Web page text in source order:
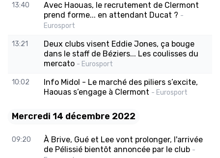
13:40
Avec Haouas, le recrutement de Clermont
prend forme... en attendant Ducat ? -
Eurosport
13:21
Deux clubs visent Eddie Jones, ça bouge
dans le staff de Béziers... Les coulisses du
mercato - Eurosport
10:02
Info Midol - Le marché des piliers s’excite,
Haouas s’engage à Clermont - Eurosport
Mercredi 14 décembre 2022
09:20
À Brive, Gué et Lee vont prolonger, l'arrivée
de Pélissié bientôt annoncée par le club -